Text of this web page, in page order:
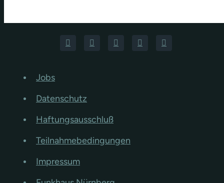
Jobs
Datenschutz
Haftungsausschluß
Teilnahmebedingungen
Impressum